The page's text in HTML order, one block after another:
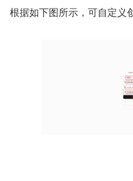
根据如下图所示，可自定义